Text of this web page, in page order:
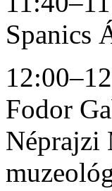
Spanics
Fodor
Néprajzi